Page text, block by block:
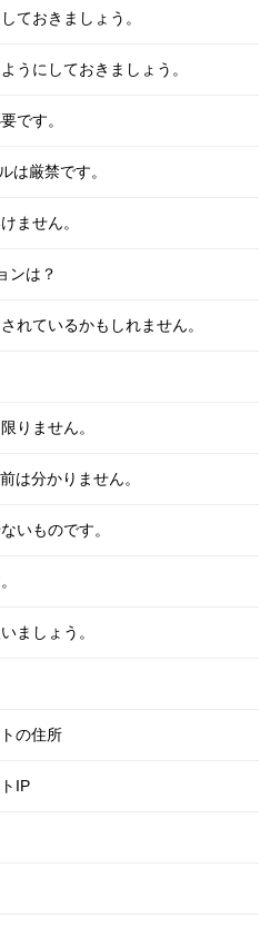
ておきましょう。
うにしておきましょう。
です。
は厳禁です。
ません。
ンは？
れているかもしれません。
りません。
は分かりません。
いものです。
ましょう。
の住所
IP